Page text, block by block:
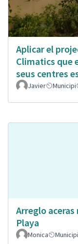
Aplicar el
Climatics que
seus centres
Javier Municipi
Arreglo
Playa
Monica Municipi